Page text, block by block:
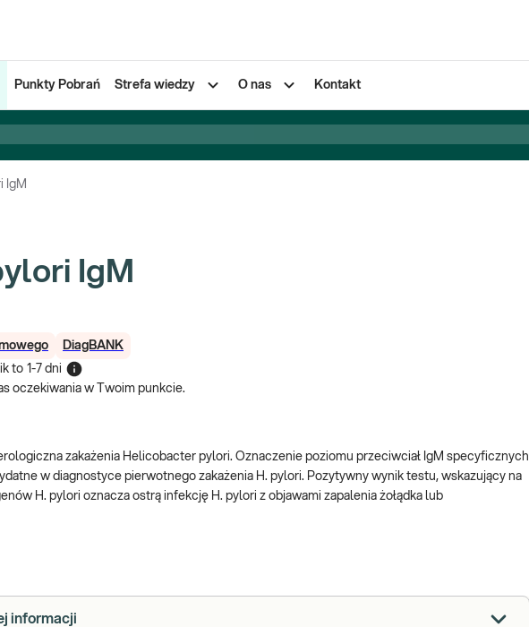
Punkty Pobrań Strefa wiedzy O nas Kontakt
IgM
IgM
DiagBANK
to 1-7 dni
oczekiwania w Twoim punkcie.
zakażenia Helicobacter pylori. Oznaczenie poziomu przeciwciał IgM specyficznych
w diagnostyce pierwotnego zakażenia H. pylori. Pozytywny wynik testu, wskazujący na
H. pylori oznacza ostrą infekcję H. pylori z objawami zapalenia żołądka lub
informacji